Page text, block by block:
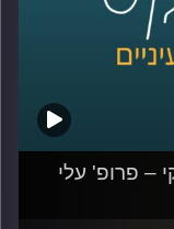
פרופ' עלי